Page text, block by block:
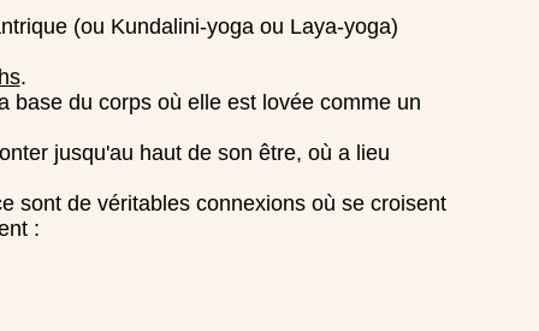
(ou Kundalini-yoga ou Laya-yoga)
.
du corps où elle est lovée comme un
jusqu'au haut de son être, où a lieu
sont de véritables connexions où se croisent
: